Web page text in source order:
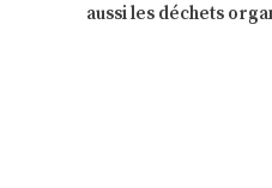
aussi les déchets